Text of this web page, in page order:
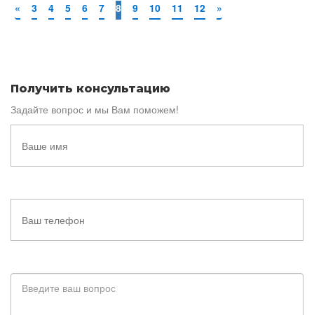
« 3 4 5 6 7 8 9 10 11 12 »
Получить консультацию
Задайте вопрос и мы Вам поможем!